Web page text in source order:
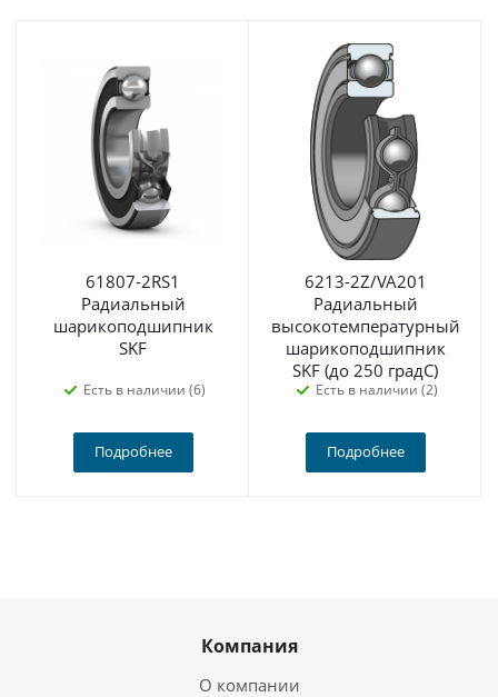
61807-2RS1
Радиальный
шарикоподшипник
SKF
Есть в наличии (6)
Подробнее
6213-2Z/VA201
Радиальный
высокотемпературный
шарикоподшипник
SKF (до 250 градС)
Есть в наличии (2)
Подробнее
Компания
О компании